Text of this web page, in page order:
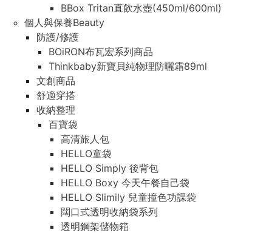
BBox Tritan直飲水壺(450ml/600ml)
個人與保養Beauty
防護/修護
BOiRON布瓦宏系列商品
Thinkbaby新寶貝純物理防曬霜89ml
文創商品
舒適穿搭
收納整理
百寶袋
高清旅人包
HELLO童袋
HELLO Simply 後背包
HELLO Boxy 今天午餐自己袋
HELLO Slimily 兒童撞色功課袋
闊口式透明收納袋系列
透明鋼架儲物箱